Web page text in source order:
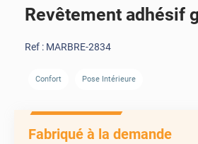
Revêtement adhésif
Ref : MARBRE-2834
Confort Pose Intérieure
Fabriqué à la demande